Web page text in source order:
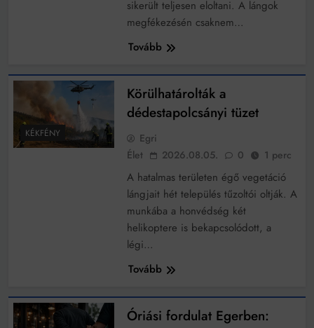
sikerült teljesen eloltani. A lángok
megfékezésén csaknem…
Tovább
KÉKFÉNY
Körülhatárolták a
dédestapolcsányi tüzet
Egri
Élet
2026.08.05. 0 1 perc
A hatalmas területen égő vegetáció
lángjait hét település tűzoltói oltják. A
munkába a honvédség két
helikoptere is bekapcsolódott, a
légi…
Tovább
Óriási fordulat Egerben: